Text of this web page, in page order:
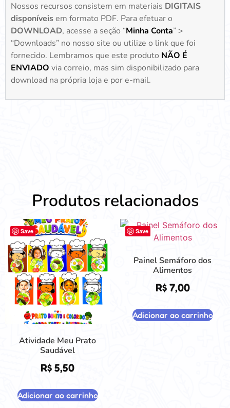
Nossos recursos consistem em materiais DIGITAIS
disponíveisem formato PDF. Para efetuar o
DOWNLOAD, acesse a seção “Minha Conta” >
“Downloads” no nosso site ou utilize o link que foi
fornecido. Lembramos que este produto NÃO É
ENVIADO via correio, mas sim disponibilizado para
download na própria loja e por e-mail.
Produtos relacionados
Save
Atividade Meu Prato
Saudável
R$ 5,50
Adicionar ao carrinho
Save
Painel Semáforo dos
Alimentos
R$7,00
Adicionar ao carrinho